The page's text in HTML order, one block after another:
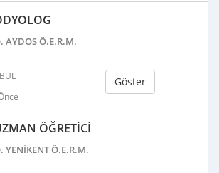
AYDOS Ö.E.R.M.
Göster
ÖĞRETICI
YENIKENT Ö.E.R.M.